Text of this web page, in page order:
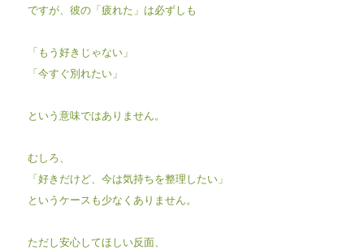
ですが、彼の「疲れた」は必ずしも
「もう好きじゃない」
「今すぐ別れたい」
という意味ではありません。
むしろ、
「好きだけど、今は気持ちを整理したい」
というケースも少なくありません。
ただし安心してほしい反面、